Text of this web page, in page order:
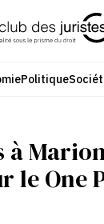
Politique
à
le One